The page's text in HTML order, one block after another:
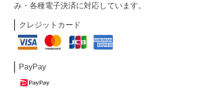
み・各種電子決済に対応しています。
クレジットカード
PayPay